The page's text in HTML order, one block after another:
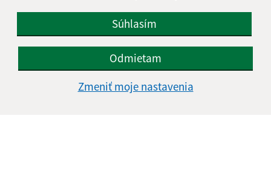
Súhlasím
Odmietam
Zmeniť moje nastavenia